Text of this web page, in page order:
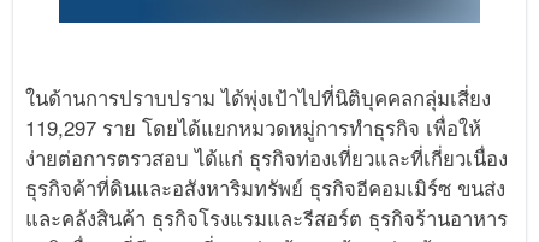
ในด้านการปราบปราม ได้พุ่งเป้าไปที่นิติบุคคลกลุ่มเสี่ยง
119,297 ราย โดยได้แยกหมวดหมู่การทำธุรกิจ เพื่อให้
ง่ายต่อการตรวสอบ ได้แก่ ธุรกิจท่องเที่ยวและที่เกี่ยวเนื่อง
ธุรกิจค้าที่ดินและอสังหาริมทรัพย์ ธุรกิจอีคอมเมิร์ซ ขนส่ง
และคลังสินค้า ธุรกิจโรงแรมและรีสอร์ต ธุรกิจร้านอาหาร